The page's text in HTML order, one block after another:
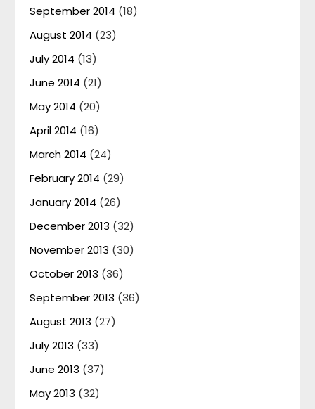
September 2014 (18)
August 2014 (23)
July 2014 (13)
June 2014 (21)
May 2014 (20)
April 2014 (16)
March 2014 (24)
February 2014 (29)
January 2014 (26)
December 2013 (32)
November 2013 (30)
October 2013 (36)
September 2013 (36)
August 2013 (27)
July 2013 (33)
June 2013 (37)
May 2013 (32)